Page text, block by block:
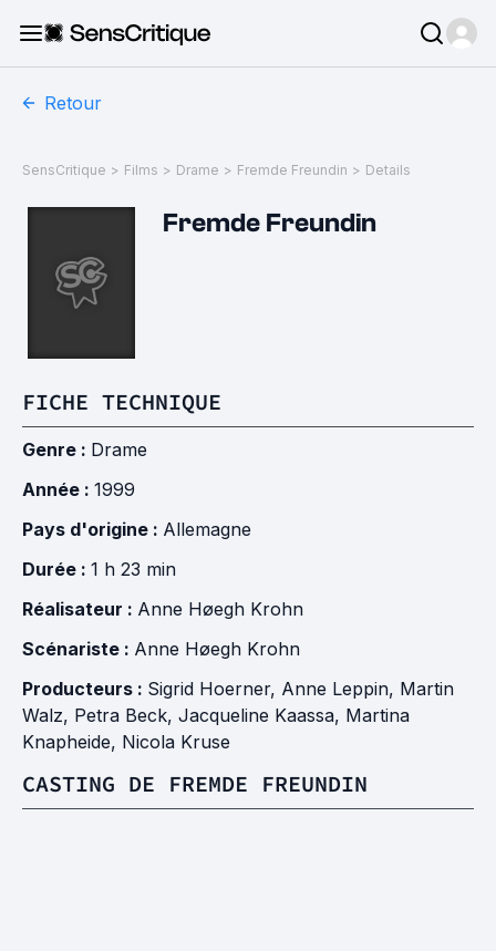
Retour
SensCritique > Films > Drame > Fremde Freundin > Details
Fremde Freundin
FICHE TECHNIQUE
Genre : Drame
Année : 1999
Pays d'origine : Allemagne
Durée : 1 h 23 min
Réalisateur : Anne Høegh Krohn
Scénariste : Anne Høegh Krohn
Producteurs : Sigrid Hoerner, Anne Leppin, Martin
Walz, Petra Beck, Jacqueline Kaassa, Martina
Knapheide, Nicola Kruse
CASTING DE FREMDE FREUNDIN